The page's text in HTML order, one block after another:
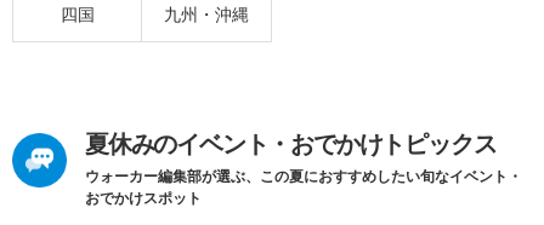
四国 九州・沖縄
夏休みのイベント・おでかけトピックス
ウォーカー編集部が選ぶ、この夏におすすめしたい旬なイベント・
おでかけスポット